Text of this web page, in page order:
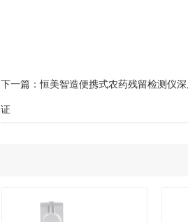
下一篇：恒美智造便携式农药残留检测仪
证